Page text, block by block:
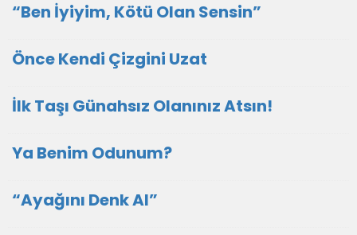
“Ben İyiyim, Kötü Olan Sensin”
Önce Kendi Çizgini Uzat
İlk Taşı Günahsız Olanınız Atsın!
Ya Benim Odunum?
“Ayağını Denk Al”